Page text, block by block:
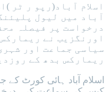
اسلام آباد(رپو ر ٹر
آباد میں لیول
درخواست پر فیصلہ
اورنگزیب نے
سیاسی جماعت اور
ریمارکس بدھ کے
اسلام آباد ہائی کورٹ